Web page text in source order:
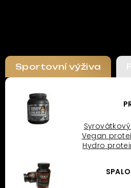
Sportovní výživa
Vegan
Hydro